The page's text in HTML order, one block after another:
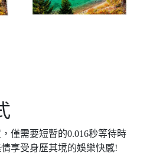
僅需要短暫的0.016秒等待時
享受身歷其境的娛樂快感!